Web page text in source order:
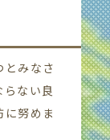
とみなさ
ない良
努めま